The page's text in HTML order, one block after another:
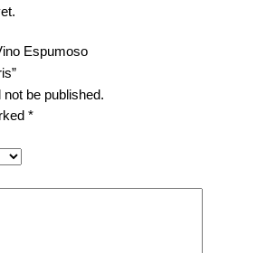
Espumoso
be published.
*